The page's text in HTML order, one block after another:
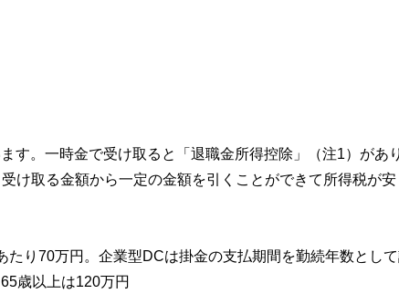
。一時金で受け取ると「退職金所得控除」（注1）があり
け取る金額から一定の金額を引くことができて所得税が安
たり70万円。企業型DCは掛金の支払期間を勤続年数とし
歳以上は120万円